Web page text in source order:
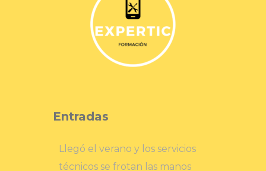
Entradas
Llegó el verano y los servicios
técnicos se frotan las manos